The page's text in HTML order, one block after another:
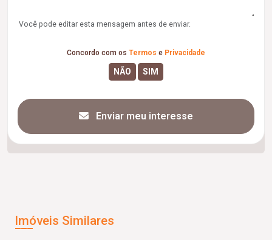
Você pode editar esta mensagem antes de enviar.
Concordo com os Termos e Privacidade
Enviar meu interesse
Imóveis Similares